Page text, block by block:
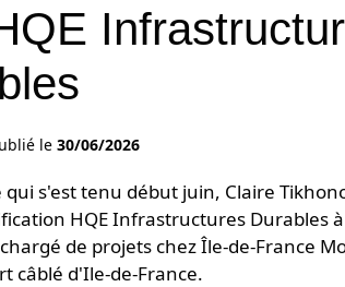
le 30/06/2026
s'est tenu début juin, Claire
HQE Infrastructures Durables
de projets chez Île-de-France
câblé d'Ile-de-France.